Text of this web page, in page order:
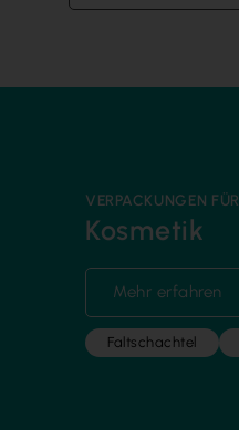
VERPACKUNGEN FÜR
Kosmetik
Mehr erfahren
Faltschachtel